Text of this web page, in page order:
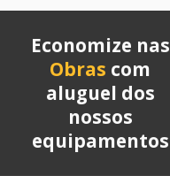
Economize nas
Obras com
aluguel dos
nossos
equipamentos